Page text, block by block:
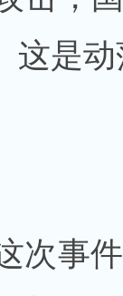
这是
次事